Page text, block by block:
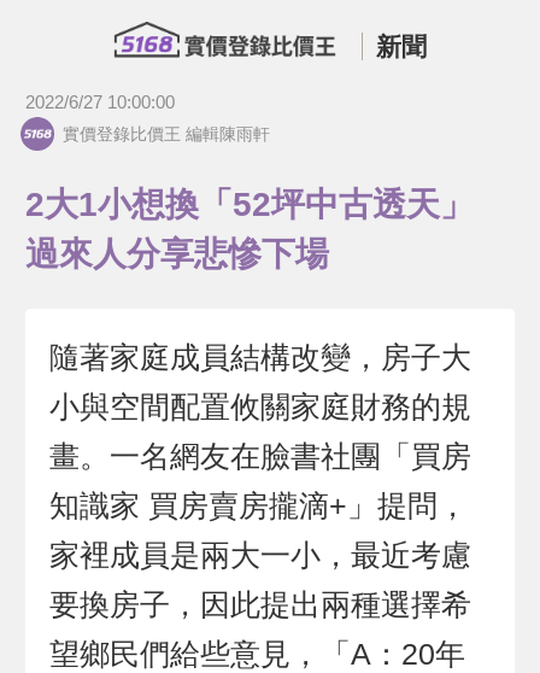
新聞
2022/6/27 10:00:00
實價登錄比價王 編輯陳雨軒
2大1小想換「52坪中古透天」
過來人分享悲慘下場
隨著家庭成員結構改變，房子大
小與空間配置攸關家庭財務的規
畫。一名網友在臉書社團「買房
知識家 買房賣房攏滴+」提問，
家裡成員是兩大一小，最近考慮
要換房子，因此提出兩種選擇希
望鄉民們給些意見，「A：20年